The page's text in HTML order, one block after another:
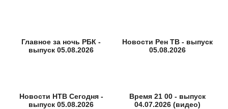
Главное за ночь РБК -
выпуск 05.08.2026
Новости Рен ТВ - выпуск
05.08.2026
Новости НТВ Сегодня -
выпуск 05.08.2026
Время 21 00 - выпуск
04.07.2026 (видео)